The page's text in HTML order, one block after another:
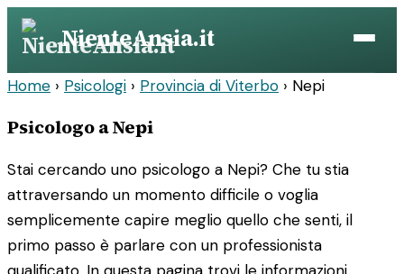
Vai
contenuto
NienteAnsia.it
Home › Psicologi › Provincia di Viterbo › Nepi
Psicologo a Nepi
Stai cercando uno psicologo a Nepi? Che tu stia
attraversando un momento difficile o voglia
semplicemente capire meglio quello che senti, il
primo passo è parlare con un professionista